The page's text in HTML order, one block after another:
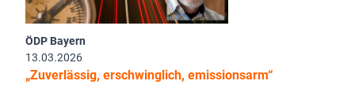
ÖDP Bayern
13.03.2026
„Zuverlässig, erschwinglich, emissionsarm“